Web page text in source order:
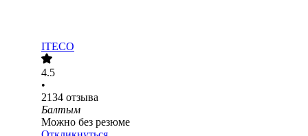
ITECO
4.5
•
2134 отзыва
Балтым
Можно без резюме